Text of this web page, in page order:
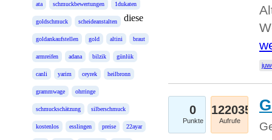
ata schmuckbewertungen 1dukaten
goldschmuck scheideanstalten
goldankaufstellen gold altini braut
armreifen adana bilzik günlük
canli yarim ceyrek heilbronn
grammwage ohrringe
schmuckschätzung silberschmuck
kostenlos esslingen preise 22ayar
diese
0
Punkte
122035
Aufrufe